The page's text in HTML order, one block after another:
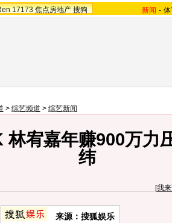
17173 焦点房地产 搜狗 新闻 -
> 综艺频道 > 综艺新闻
林宥嘉年赚900万力
纬
[我
来源：搜狐娱乐